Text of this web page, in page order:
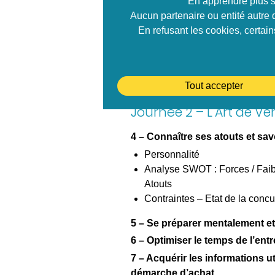
3 – Connaître son client : une
Sa personnalité
Ses besoins / Son contexte /
persuasion du Docteur Cialdini
Journée 2 – L’Art de
4 – Connaître ses atouts et
Personnalité
Analyse SWOT : Forces /
Atouts
Contraintes – Etat de la
5 – Se préparer mentalement
6 – Optimiser le temps de
7 – Acquérir les informations
Aucun partenaire ou entité autre
En refusant les cookies,
Tout accepter